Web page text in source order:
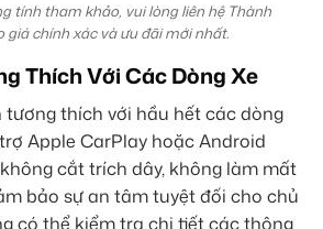
tính tham khảo, vui lòng liên hệ Thành
giá chính xác và ưu đãi mới nhất.
Thích Với Các Dòng Xe
thích với hầu hết các dòng
Apple CarPlay hoặc Android
cắt trích dây, không làm mất
bảo sự an tâm tuyệt đối cho chủ
có thể kiểm tra chi tiết các thông